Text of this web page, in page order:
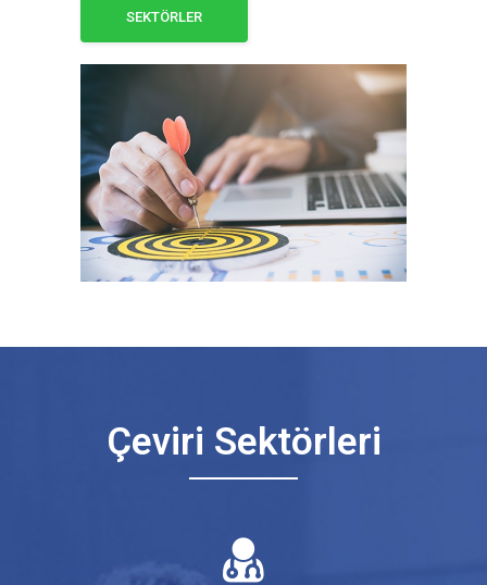
SEKTÖRLER
Çeviri Sektörleri